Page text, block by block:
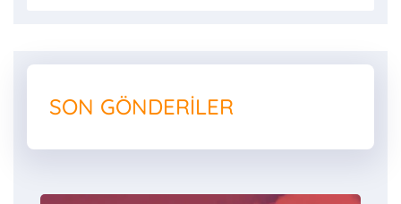
SON GÖNDERILER